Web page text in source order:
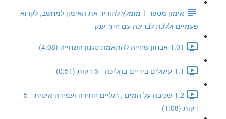
אימון מספר 1 מומלץ להוריד את האימון למחשב, לקרוא
פעמיים וללכת לבריכה עם חיוך ענק
1.01 אבחון שחייה להתאמת סגנון השחייה (4:08)
1.1 עיגולים בידיים בהליכה - 5 דקות (0:51)
1.2 שכיבה על המים , רגליים חתירה ועמידה איטית - 5
דקות (1:08)